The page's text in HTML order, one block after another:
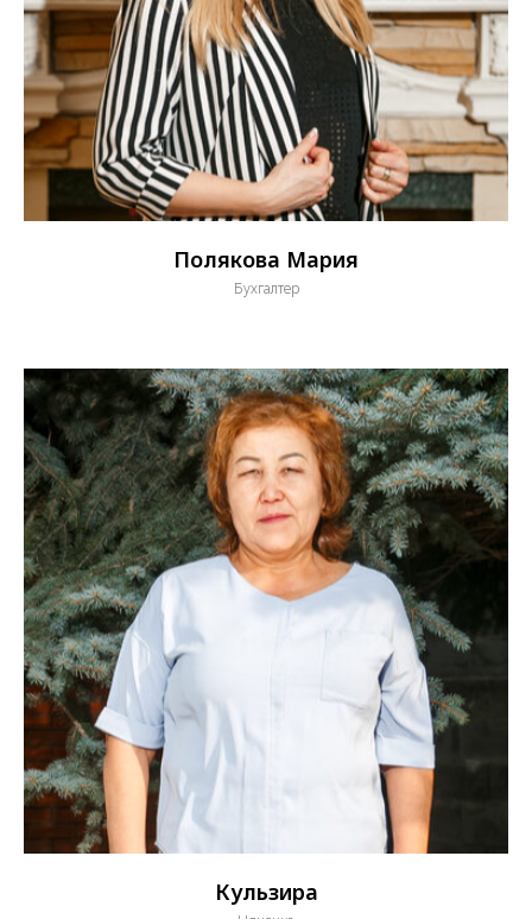
Козырь Алексей
Психолог
Пансионат для пожилых людей в Казахстане